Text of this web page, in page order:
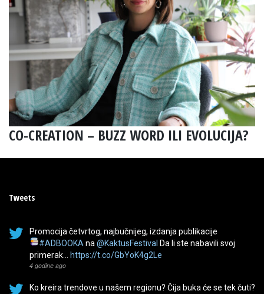
CO-CREATION – BUZZ WORD ILI EVOLUCIJA?
Tweets
Promocija četvrtog, najbučnijeg, izdanja publikacije
#ADBOOKA na @KaktusFestival Da li ste nabavili svoj
primerak…
https://t.co/GbYoK4g2Le
4 godine ago
Ko kreira trendove u našem regionu? Čija buka će se tek čuti?